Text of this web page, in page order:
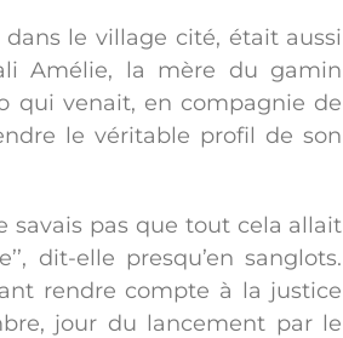
le village cité, était aussi
Amélie, la mère du gamin
qui venait, en compagnie de
le véritable profil de son
savais pas que tout cela allait
dit-elle presqu’en sanglots.
rendre compte à la justice
jour du lancement par le